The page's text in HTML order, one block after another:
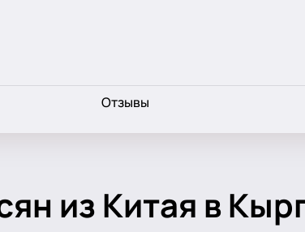
Отзывы
из Китая в